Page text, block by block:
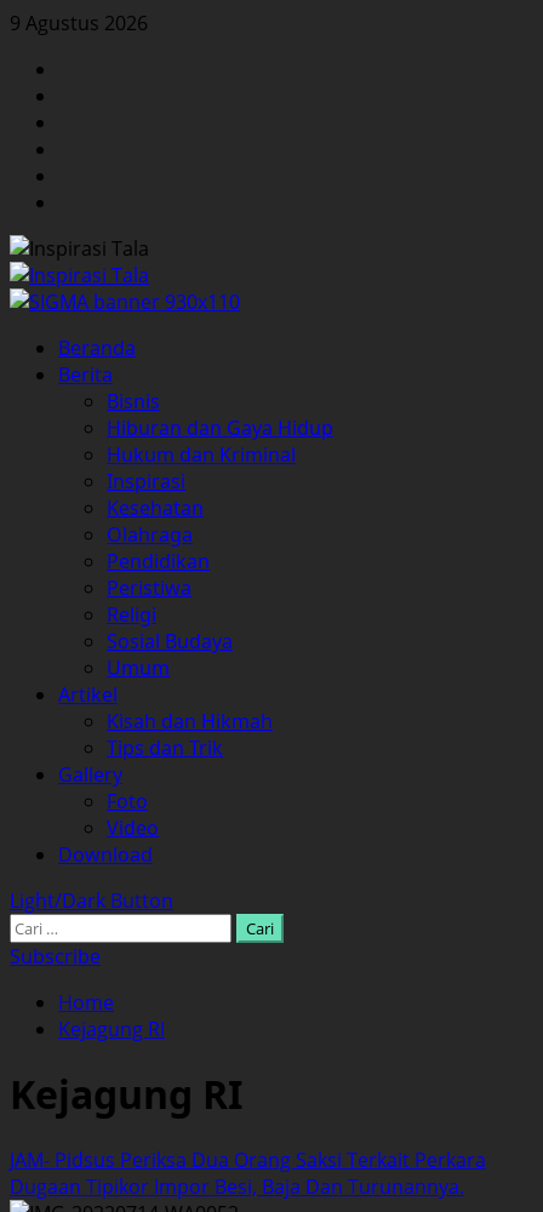
Skip
content
9 Agustus 2026
Primary
Menu
Beranda
Berita
Bisnis
Hiburan dan Gaya Hidup
Hukum dan Kriminal
Inspirasi
Kesehatan
Olahraga
Pendidikan
Peristiwa
Religi
Sosial Budaya
Umum
Artikel
Kisah dan Hikmah
Tips dan Trik
Gallery
Foto
Video
Download
Light/Dark Button
Cari
untuk:
Subscribe
Home
Kejagung RI
Kejagung RI
JAM- Pidsus Periksa Dua Orang Saksi Terkait Perkara
Dugaan Tipikor Impor Besi, Baja Dan Turunannya.